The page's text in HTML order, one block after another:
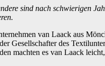
sind nach schwierigen
van Laack aus
Gesellschafter des
machten es van Laack